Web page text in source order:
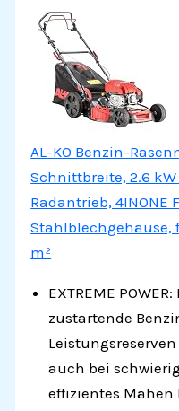
AL-KO Benzin-
Schnittbreite, 2.6
Radantrieb, 4INONE
Stahlblechgehäuse,
m²
EXTREME
zustartende
auch bei
effizientes Mähen